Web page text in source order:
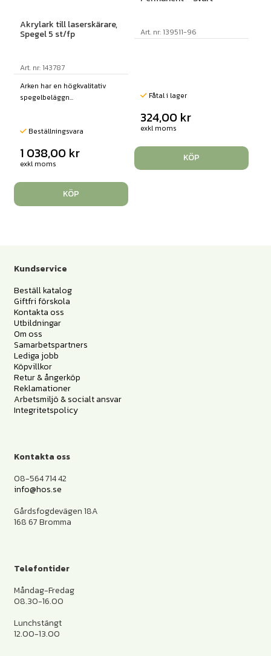
Akrylark till laserskärare,
Spegel 5 st/fp
Art. nr: 143787
Arken har en högkvalitativ
spegelbeläggn...
Beställningsvara
1 038,00 kr
exkl moms
KÖP
Art. nr: 139511-96
Fåtal i lager
324,00 kr
exkl moms
KÖP
Kundservice
Beställ katalog
Giftfri förskola
Kontakta oss
Utbildningar
Om oss
Samarbetspartners
Lediga jobb
Köpvillkor
Retur & ångerköp
Reklamationer
Arbetsmiljö & socialt ansvar
Integritetspolicy
Kontakta oss
08-564 714 42
info@hos.se
Gårdsfogdevägen 18A
168 67 Bromma
Telefontider
Måndag-Fredag
08.30-16.00
Lunchstängt
12.00-13.00